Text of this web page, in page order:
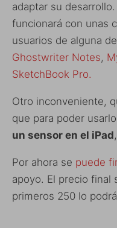
adaptar su
funcionará con unas
usuarios de alguna
Ghostwriter Notes,
SketchBook Pro.
Otro inconveniente,
que para poder usarlo
un sensor en el iPad
Por ahora se puede
apoyo. El precio final
primeros 250 lo